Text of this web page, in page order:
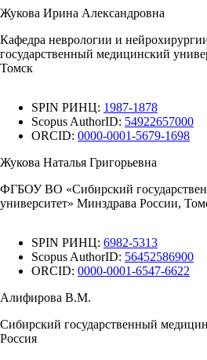
Жукова Ирина Александровна
Кафедра неврологии и
государственный медицинский
Томск
SPIN РИНЦ: 1987-1878
Scopus AuthorID: 54922657000
ORCID: 0000-0001-5679-1698
Жукова Наталья Григорьевна
ФГБОУ ВО «Сибирский
университет» Минздрава России,
SPIN РИНЦ: 6982-5313
Scopus AuthorID: 56452586900
ORCID: 0000-0001-6547-6622
Алифирова В.М.
Сибирский государственный
Россия